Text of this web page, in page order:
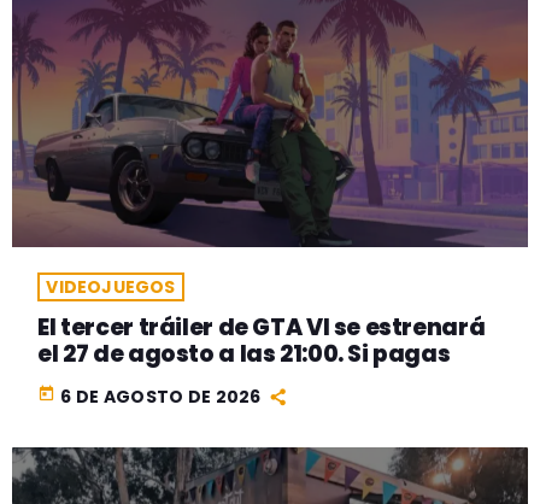
VIDEOJUEGOS
El tercer tráiler de GTA VI se estrenará
el 27 de agosto a las 21:00. Si pagas
today 6 DE AGOSTO DE 2026